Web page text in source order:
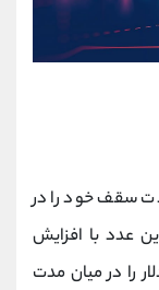
سقف خود را در
این عدد با افزایش
ورود پول، می تواند اهداف 0.01 دلار را در میان مدت